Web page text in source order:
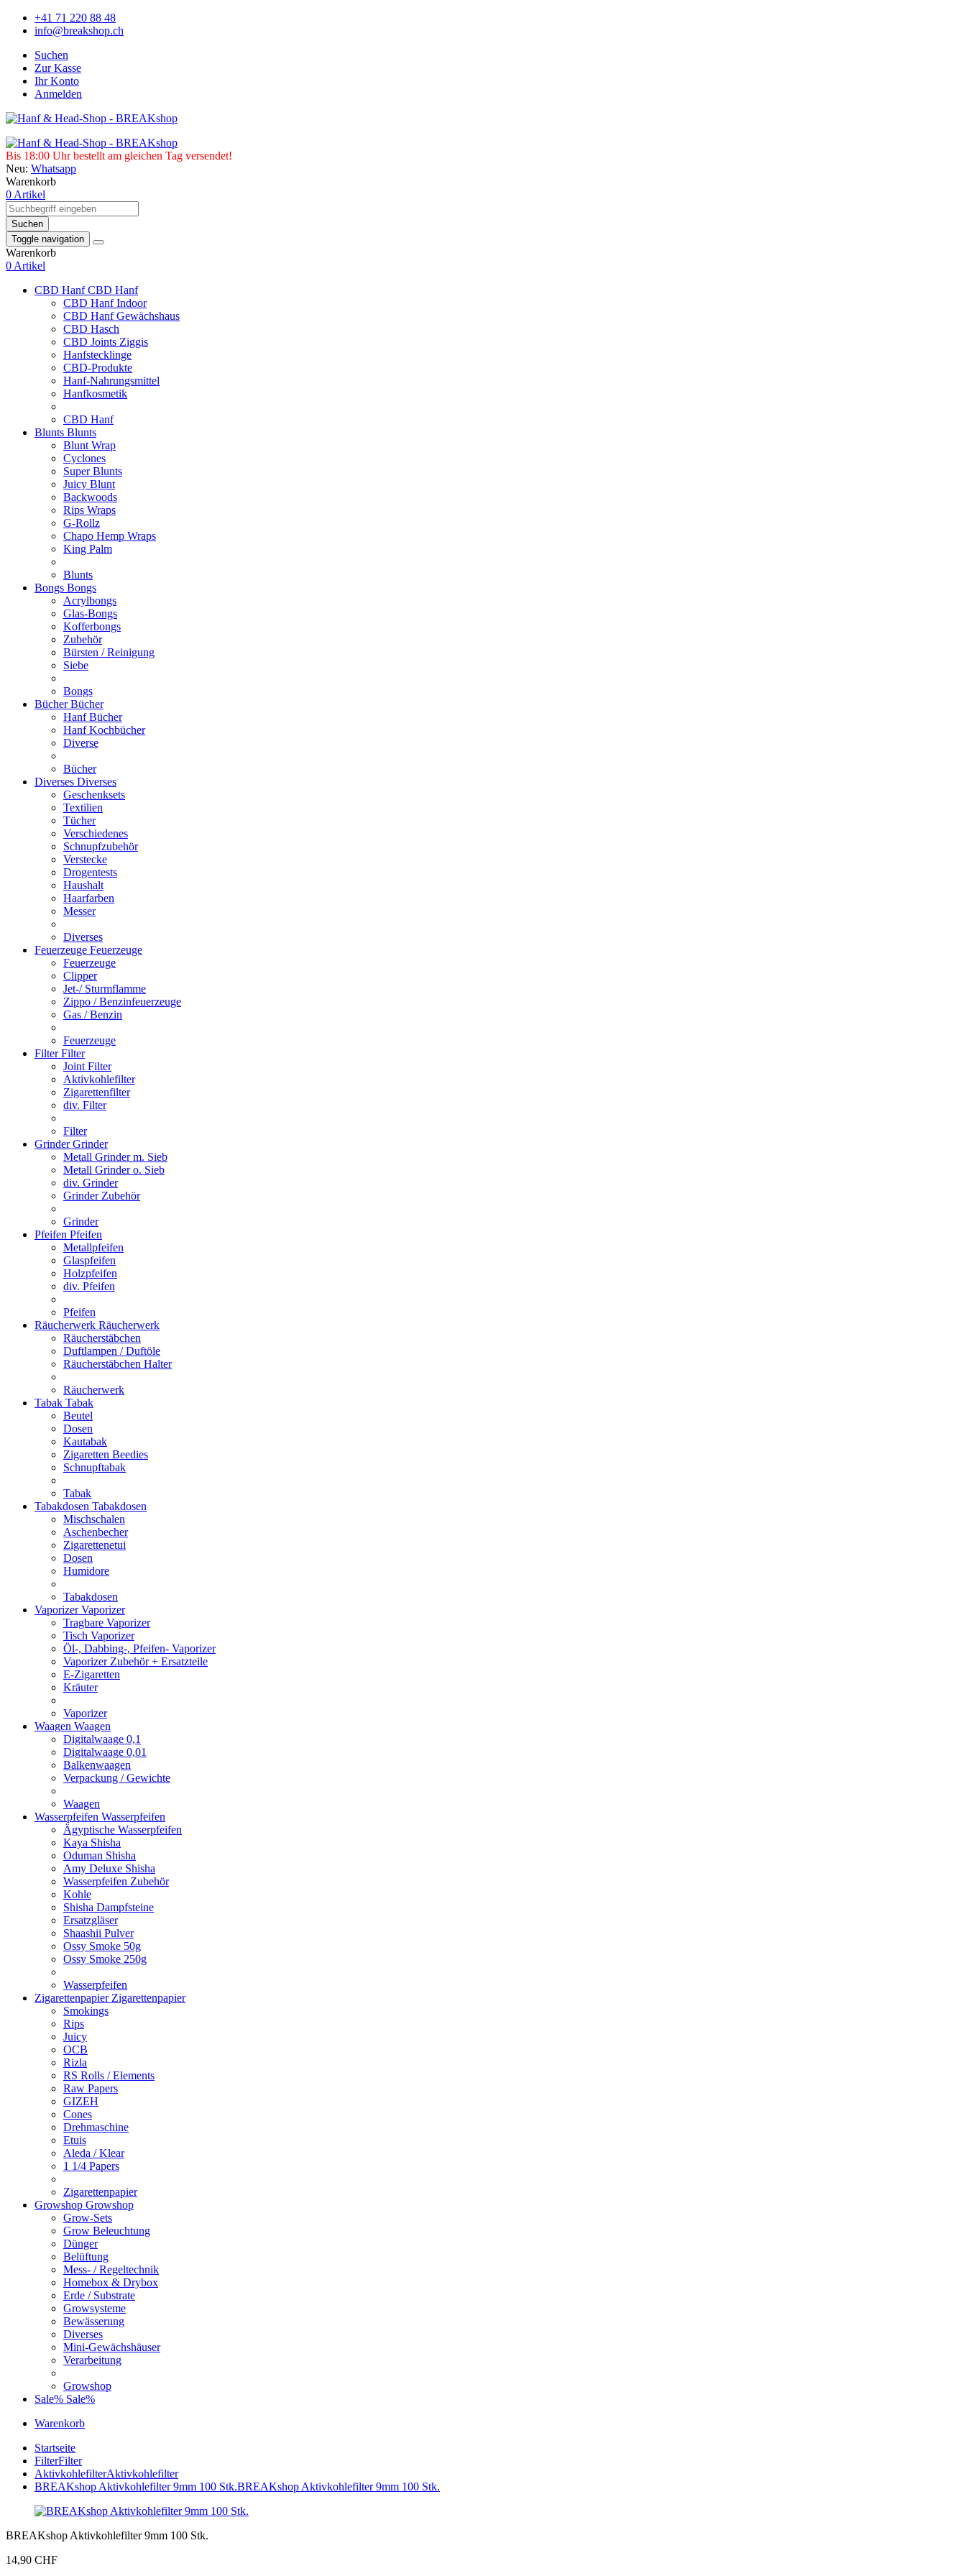
+41 71 220 88 48
info@breakshop.ch
Suchen
Zur Kasse
Ihr Konto
Anmelden
Bis 18:00 Uhr bestellt am gleichen Tag versendet!
Neu: Whatsapp
Warenkorb
0 Artikel
Suchen
Toggle navigation
Warenkorb
0 Artikel
CBD HanfCBD Hanf
CBD Hanf Indoor
CBD Hanf Gewächshaus
CBD Hasch
CBD Joints Ziggis
Hanfstecklinge
CBD-Produkte
Hanf-Nahrungsmittel
Hanfkosmetik
CBD Hanf
Blunts Blunts
Blunt Wrap
Cyclones
Super Blunts
Juicy Blunt
Backwoods
Rips Wraps
G-Rollz
Chapo Hemp Wraps
King Palm
Blunts
Bongs Bongs
Acrylbongs
Glas-Bongs
Kofferbongs
Zubehör
Bürsten / Reinigung
Siebe
Bongs
BücherBücher
Hanf Bücher
Hanf Kochbücher
Diverse
Bücher
Diverses Diverses
Geschenksets
Textilien
Tücher
Verschiedenes
Schnupfzubehör
Verstecke
Drogentests
Haushalt
Haarfarben
Messer
Diverses
Feuerzeuge Feuerzeuge
Feuerzeuge
Clipper
Jet-/ Sturmflamme
Zippo / Benzinfeuerzeuge
Gas / Benzin
Feuerzeuge
FilterFilter
Joint Filter
Aktivkohlefilter
Zigarettenfilter
div. Filter
Filter
GrinderGrinder
Metall Grinder m. Sieb
Metall Grinder o. Sieb
div. Grinder
Grinder Zubehör
Grinder
Pfeifen Pfeifen
Metallpfeifen
Glaspfeifen
Holzpfeifen
div. Pfeifen
Pfeifen
Räucherwerk Räucherwerk
Räucherstäbchen
Duftlampen / Duftöle
Räucherstäbchen Halter
Räucherwerk
Tabak Tabak
Beutel
Dosen
Kautabak
Zigaretten Beedies
Schnupftabak
Tabak
Tabakdosen Tabakdosen
Mischschalen
Aschenbecher
Zigarettenetui
Dosen
Humidore
Tabakdosen
VaporizerVaporizer
Tragbare Vaporizer
Tisch Vaporizer
Öl-, Dabbing-, Pfeifen- Vaporizer
Vaporizer Zubehör + Ersatzteile
E-Zigaretten
Kräuter
Vaporizer
Waagen Waagen
Digitalwaage 0,1
Digitalwaage 0,01
Balkenwaagen
Verpackung / Gewichte
Waagen
Wasserpfeifen Wasserpfeifen
Ägyptische Wasserpfeifen
Kaya Shisha
Oduman Shisha
Amy Deluxe Shisha
Wasserpfeifen Zubehör
Kohle
Shisha Dampfsteine
Ersatzgläser
Shaashii Pulver
Ossy Smoke 50g
Ossy Smoke 250g
Wasserpfeifen
Zigarettenpapier Zigarettenpapier
Smokings
Rips
Juicy
OCB
Rizla
RS Rolls / Elements
Raw Papers
GIZEH
Cones
Drehmaschine
Etuis
Aleda / Klear
1 1/4 Papers
Zigarettenpapier
Growshop Growshop
Grow-Sets
Grow Beleuchtung
Dünger
Belüftung
Mess- / Regeltechnik
Homebox & Drybox
Erde / Substrate
Growsysteme
Bewässerung
Diverses
Mini-Gewächshäuser
Verarbeitung
Growshop
Sale% Sale%
Warenkorb
Startseite
FilterFilter
AktivkohlefilterAktivkohlefilter
BREAKshop Aktivkohlefilter 9mm 100 Stk.BREAKshop Aktivkohlefilter 9mm 100 Stk.
BREAKshop Aktivkohlefilter 9mm 100 Stk.
14,90 CHF